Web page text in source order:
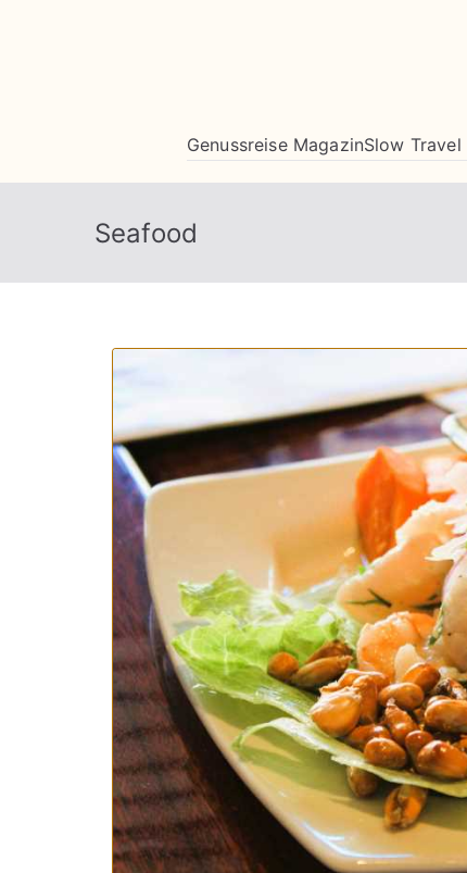
Genussreise MagazinSlow Travel
Seafood